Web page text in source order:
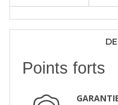
Points forts